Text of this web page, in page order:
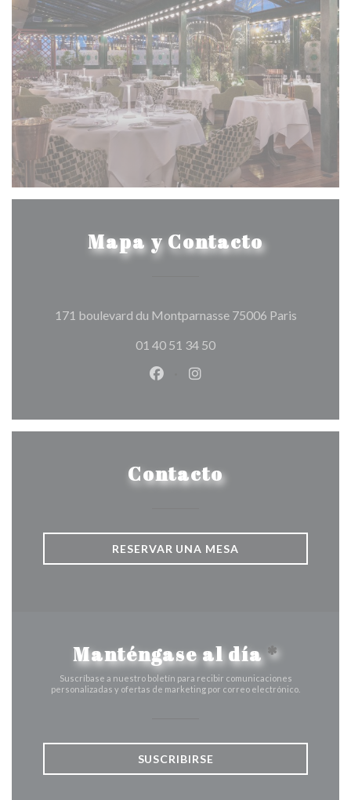
Mapa y Contacto
171 boulevard du Montparnasse 75006 Paris((abre en
01 40 51 34 50
Facebook ((abre en una nueva
Instagram ((abre en una
Contacto
RESERVAR UNA MESA
Manténgase al día*
Suscríbase a nuestro boletín para recibir comunicaciones
personalizadas y ofertas de marketing por correo electrónico.
SUSCRIBIRSE